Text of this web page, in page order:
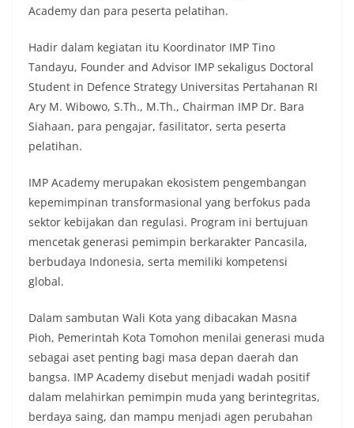
Academy dan para peserta pelatihan.
Hadir dalam kegiatan itu Koordinator IMP Tino
Tandayu, Founder and Advisor IMP sekaligus Doctoral
Student in Defence Strategy Universitas Pertahanan RI
Ary M. Wibowo, S.Th., M.Th., Chairman IMP Dr. Bara
Siahaan, para pengajar, fasilitator, serta peserta
pelatihan.
IMP Academy merupakan ekosistem pengembangan
kepemimpinan transformasional yang berfokus pada
sektor kebijakan dan regulasi. Program ini bertujuan
mencetak generasi pemimpin berkarakter Pancasila,
berbudaya Indonesia, serta memiliki kompetensi
global.
Dalam sambutan Wali Kota yang dibacakan Masna
Pioh, Pemerintah Kota Tomohon menilai generasi muda
sebagai aset penting bagi masa depan daerah dan
bangsa. IMP Academy disebut menjadi wadah positif
dalam melahirkan pemimpin muda yang berintegritas,
berdaya saing, dan mampu menjadi agen perubahan